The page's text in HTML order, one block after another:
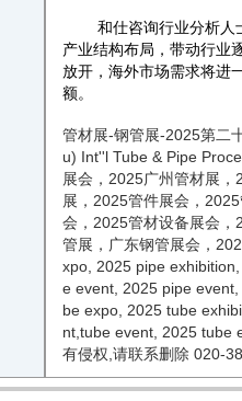
和仕咨询行业分析人
产业结构布局，带动行业
放开，海外市场需求将进
额。
管材展-钢管展-2025第二
u) Int''l Tube & Pipe
展会， 2025广州管材展，
展， 2025管件展会， 2025
会， 2025管材设备展会，
管展，广东钢管展会，
xpo, 2025 pipe
e event 2025 pipe event
be expo, 2025 tube
nt tube event 2025 tube
有侵权,请联系删除 020-